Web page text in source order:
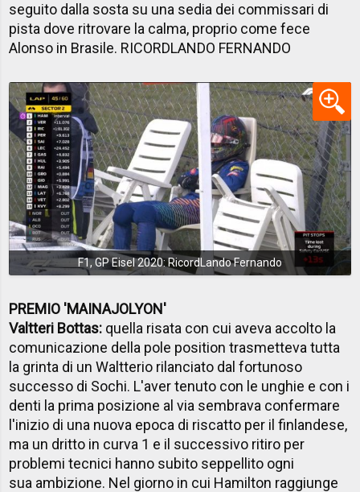
seguito dalla sosta su una sedia dei commissari di
pista dove ritrovare la calma, proprio come fece
Alonso in Brasile. RICORDLANDO FERNANDO
F1, GP Eisel 2020: RicordLando Fernando
PREMIO 'MAINAJOLYON'
Valtteri Bottas: quella risata con cui aveva accolto la
comunicazione della pole position trasmetteva tutta
la grinta di un Waltterio rilanciato dal fortunoso
successo di Sochi. L'aver tenuto con le unghie e con i
denti la prima posizione al via sembrava confermare
l'inizio di una nuova epoca di riscatto per il finlandese,
ma un dritto in curva 1 e il successivo ritiro per
problemi tecnici hanno subito seppellito ogni
sua ambizione. Nel giorno in cui Hamilton raggiunge